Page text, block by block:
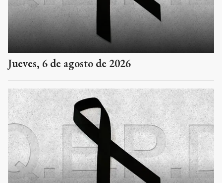
Jueves, 6 de agosto de 2026